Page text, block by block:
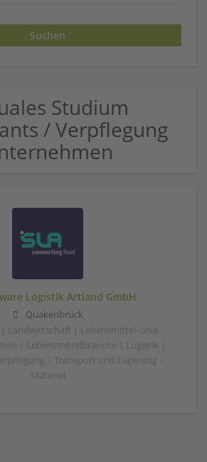
Studium
/ Verpflegung
Logistik Artland GmbH
Quakenbrück
Landwirtschaft | Lebensmittel- und
| Lebensmittelbranche | Logistik |
| Transport und Lagerung -
Material